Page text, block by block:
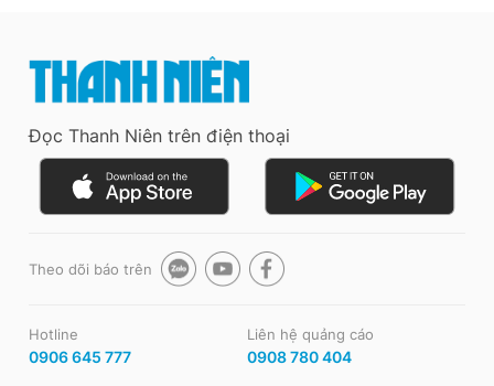
Đọc Thanh Niên trên điện thoại
Theo dõi báo trên
Hotline
0906 645 777
Liên hệ quảng cáo
0908 780 404